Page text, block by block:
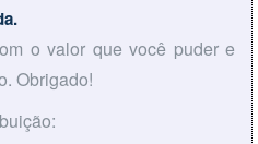
o valor que você puder e
Obrigado!